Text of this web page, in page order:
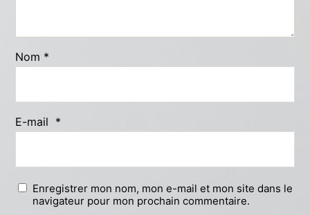
Nom *
E-mail *
Enregistrer mon nom, mon e-mail et mon site dans le
navigateur pour mon prochain commentaire.